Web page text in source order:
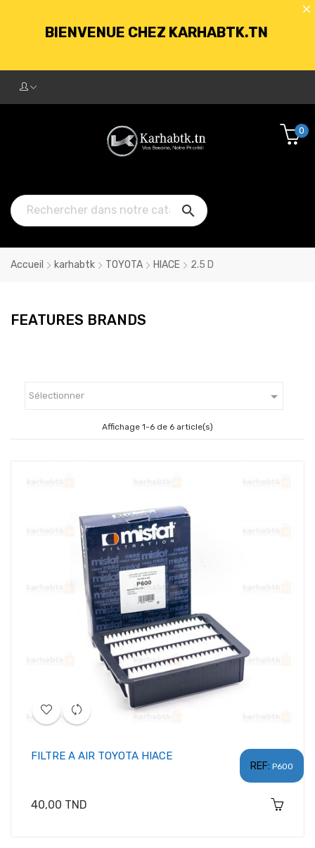
BIENVENUE CHEZ KARHABTK.TN
250DT D'ACHATS

0
Accueil karhabtk TOYOTA HIACE 2.5 D
FEATURES BRANDS
Sélectionner 
Affichage 1-6 de 6 article(s)
REF: P600
FILTRE A AIR TOYOTA HIACE
Prix
40,00 TND